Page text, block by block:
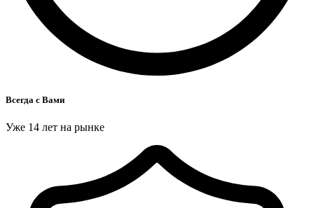
Всегда с Вами
Уже 14 лет на рынке